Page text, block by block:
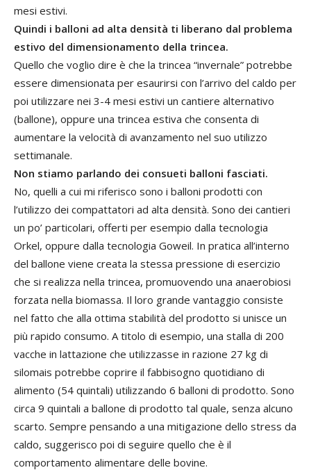
mesi estivi.
Quindi i balloni ad alta densità ti liberano dal problema
estivo del dimensionamento della trincea.
Quello che voglio dire è che la trincea “invernale” potrebbe
essere dimensionata per esaurirsi con l’arrivo del caldo per
poi utilizzare nei 3-4 mesi estivi un cantiere alternativo
(ballone), oppure una trincea estiva che consenta di
aumentare la velocità di avanzamento nel suo utilizzo
settimanale.
Non stiamo parlando dei consueti balloni fasciati.
No, quelli a cui mi riferisco sono i balloni prodotti con
l’utilizzo dei compattatori ad alta densità. Sono dei cantieri
un po’ particolari, offerti per esempio dalla tecnologia
Orkel, oppure dalla tecnologia Goweil. In pratica all’interno
del ballone viene creata la stessa pressione di esercizio
che si realizza nella trincea, promuovendo una anaerobiosi
forzata nella biomassa. Il loro grande vantaggio consiste
nel fatto che alla ottima stabilità del prodotto si unisce un
più rapido consumo. A titolo di esempio, una stalla di 200
vacche in lattazione che utilizzasse in razione 27 kg di
silomais potrebbe coprire il fabbisogno quotidiano di
alimento (54 quintali) utilizzando 6 balloni di prodotto. Sono
circa 9 quintali a ballone di prodotto tal quale, senza alcuno
scarto. Sempre pensando a una mitigazione dello stress da
caldo, suggerisco poi di seguire quello che è il
comportamento alimentare delle bovine.